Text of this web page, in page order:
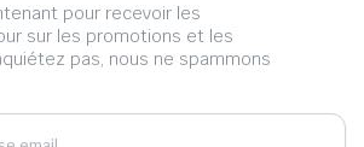
pour recevoir les
sur les promotions et les
pas, nous ne spammons